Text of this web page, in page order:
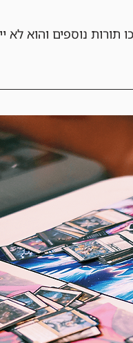
נוספים והוא לא